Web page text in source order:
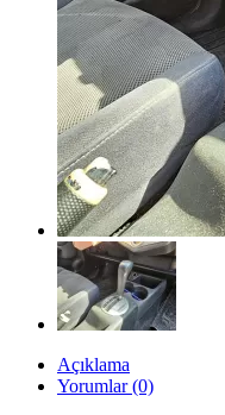
Açıklama
Yorumlar (0)